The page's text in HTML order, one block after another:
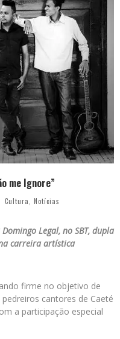
Circuito Minas Musical chega a Sabará com show gratuito de Thiago Delegado, Nath Rodrigues e Tulio Araujo
me Ignore”
Cultura Notícias
Legal, no SBT, dupla
carreira artística
firme no objetivo de
cantores de Caeté
a participação especial